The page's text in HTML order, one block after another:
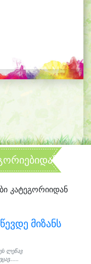
კატეგორიიდან
მიზანს
ლეწავ